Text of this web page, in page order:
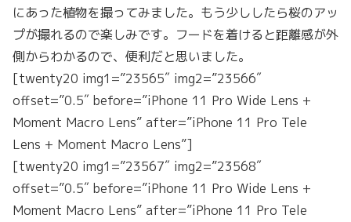
にあった植物を撮ってみました。もう少ししたら桜のアッ
プが撮れるので楽しみです。フードを着けると距離感が外
側からわかるので、便利だと思いました。
[twenty20 img1=”23565″ img2=”23566″
offset=”0.5″ before=”iPhone 11 Pro Wide Lens +
Moment Macro Lens” after=”iPhone 11 Pro Tele
Lens + Moment Macro Lens”]
[twenty20 img1=”23567″ img2=”23568″
offset=”0.5″ before=”iPhone 11 Pro Wide Lens +
Moment Macro Lens” after=”iPhone 11 Pro Tele